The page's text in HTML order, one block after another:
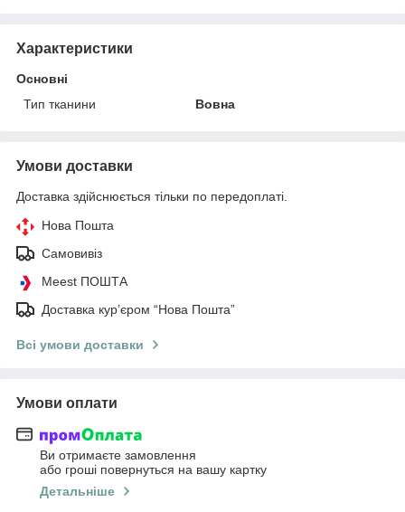
Характеристики
Основні
Тип тканини
Вовна
Умови доставки
Доставка здійснюється тільки по передоплаті.
Нова Пошта
Самовивіз
Meest ПОШТА
Доставка кур’єром “Нова Пошта”
Всі умови доставки
Умови оплати
Ви отримаєте замовлення
або гроші повернуться на вашу картку
Детальніше